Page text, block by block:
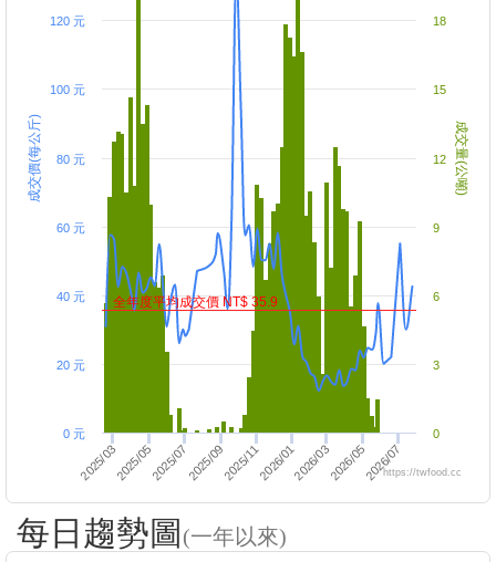
成交價(每公斤) 成交量(公噸)
2025/032025/052025/072025/092025/112026/012026/032026/052026/07
0 元
20 元
40 元
60 元
80 元
100 元
120 元
0
3
6
9
12
15
18
https://twfood.cc
全年度平均成交價 NT$ 35.9
每日趨勢圖 (一年以來)